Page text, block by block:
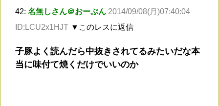
42: 名無しさん＠おーぷん 2014/09/08(月)07:40:04
ID:LCU2x1HJT ▼このレスに返信
子豚よく読んだら中抜きされてるみたいだな本
当に味付て焼くだけでいいのか